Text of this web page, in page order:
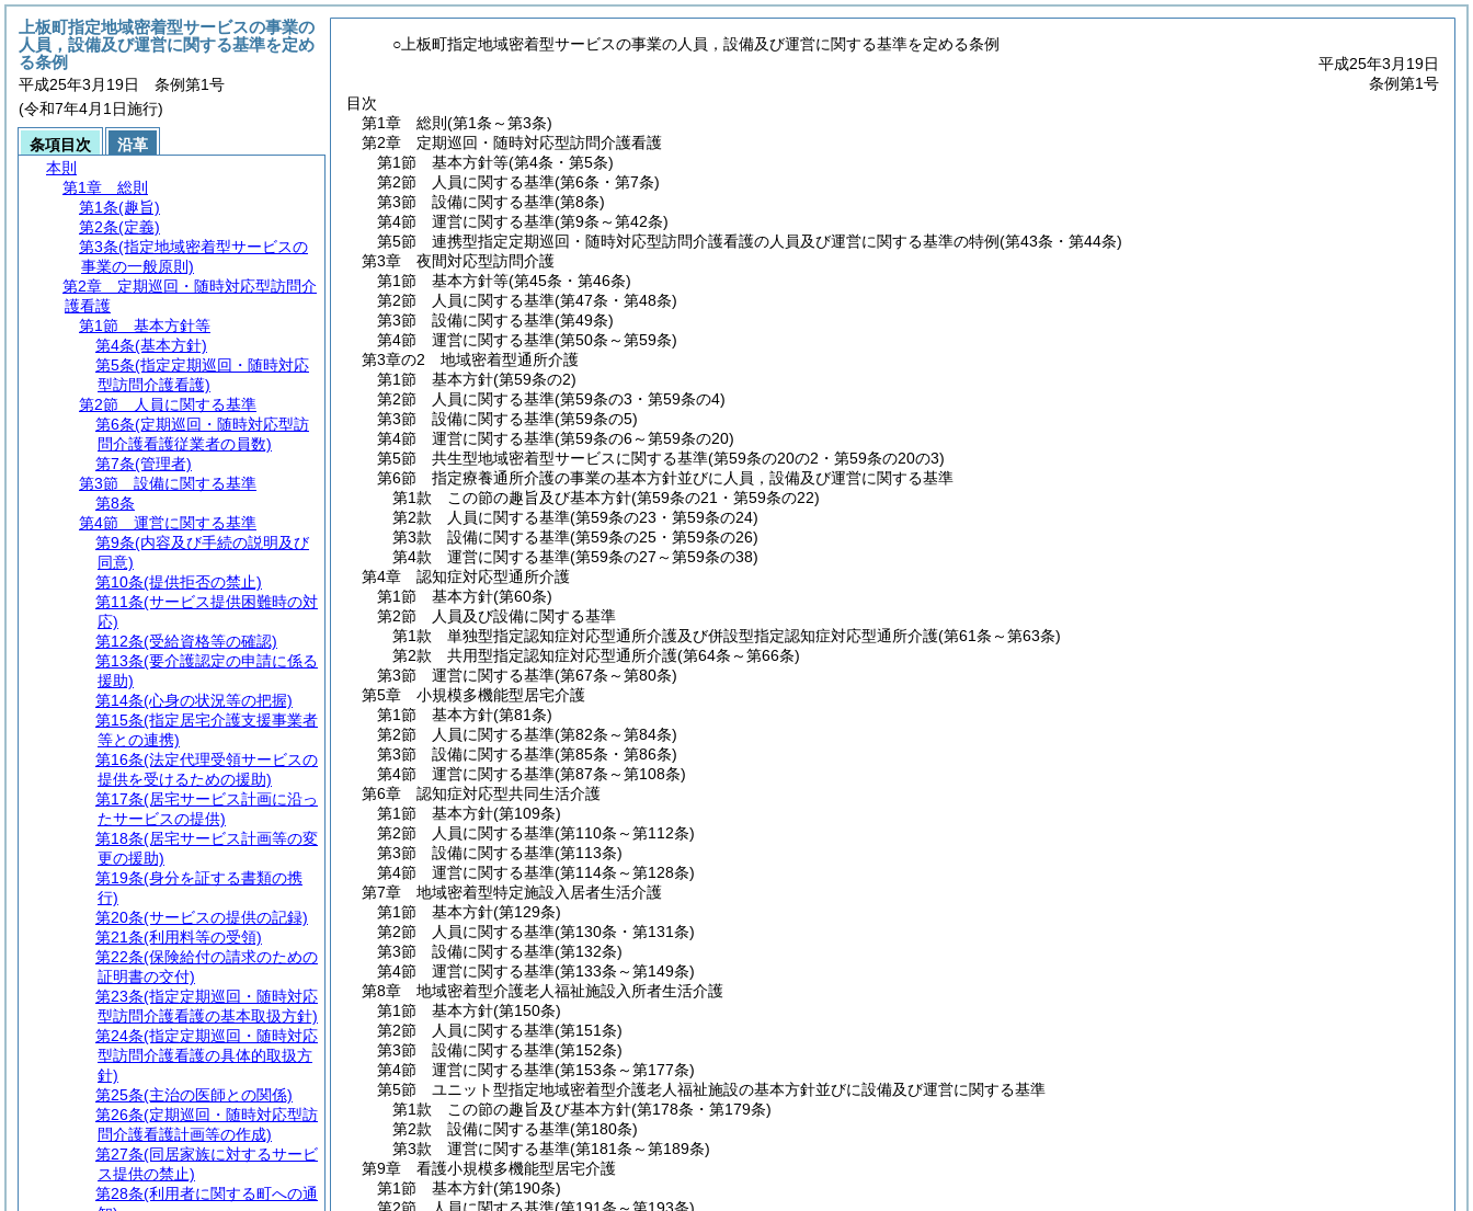
○上板町指定地域密着型サービスの事業の人員，設備及び運営に関する基準を定める条例
平成25年3月19日
条例第1号
目次
第1章
総則 (第1条～第3条)
第2章
定期巡回・随時対応型訪問介護看護
第1節
基本方針等(第4条・第5条)
第2節
人員に関する基準(第6条・第7条)
第3節
設備に関する基準(第8条)
第4節
運営に関する基準(第9条～第42条)
第5節
連携型指定定期巡回・随時対応型訪問介護看護の人員及び運営に関する基準の特例(第43条・第44条)
第3章
夜間対応型訪問介護
第1節
基本方針等(第45条・第46条)
第2節
人員に関する基準(第47条・第48条)
第3節
設備に関する基準(第49条)
第4節
運営に関する基準(第50条～第59条)
第3章の2
地域密着型通所介護
第1節
基本方針(第59条の2)
第2節
人員に関する基準(第59条の3・第59条の4)
第3節
設備に関する基準(第59条の5)
第4節
運営に関する基準(第59条の6～第59条の20)
第5節
共生型地域密着型サービスに関する基準(第59条の20の2・第59条の20の3)
第6節
指定療養通所介護の事業の基本方針並びに人員，設備及び運営に関する基準
第1款
この節の趣旨及び基本方針(第59条の21・第59条の22)
第2款
人員に関する基準(第59条の23・第59条の24)
第3款
設備に関する基準(第59条の25・第59条の26)
第4款
運営に関する基準(第59条の27～第59条の38)
第4章
認知症対応型通所介護
第1節
基本方針(第60条)
第2節
人員及び設備に関する基準
第1款
単独型指定認知症対応型通所介護及び併設型指定認知症対応型通所介護(第61条～第63条)
第2款
共用型指定認知症対応型通所介護(第64条～第66条)
第3節
運営に関する基準(第67条～第80条)
第5章
小規模多機能型居宅介護
第1節
基本方針(第81条)
第2節
人員に関する基準(第82条～第84条)
第3節
設備に関する基準(第85条・第86条)
第4節
運営に関する基準(第87条～第108条)
第6章
認知症対応型共同生活介護
第1節
基本方針(第109条)
第2節
人員に関する基準(第110条～第112条)
第3節
設備に関する基準(第113条)
第4節
運営に関する基準(第114条～第128条)
第7章
地域密着型特定施設入居者生活介護
第1節
基本方針(第129条)
第2節
人員に関する基準(第130条・第131条)
第3節
設備に関する基準(第132条)
第4節
運営に関する基準(第133条～第149条)
第8章
地域密着型介護老人福祉施設入所者生活介護
第1節
基本方針(第150条)
第2節
人員に関する基準(第151条)
第3節
設備に関する基準(第152条)
第4節
運営に関する基準(第153条～第177条)
第5節
ユニット型指定地域密着型介護老人福祉施設の基本方針並びに設備及び運営に関する基準
第1款
この節の趣旨及び基本方針(第178条・第179条)
第2款
設備に関する基準(第180条)
第3款
運営に関する基準(第181条～第189条)
第9章
看護小規模多機能型居宅介護
第1節
基本方針(第190条)
上板町指定地域密着型サービスの事業の
人員，設備及び運営に関する基準を定め
る条例
平成25年3月19日 条例第1号
(令和7年4月1日施行)
条項目次
沿革
本則
第1章
総則
第1条(趣旨)
第2条(定義)
第3条(指定地域密着型サービスの
事業の一般原則)
第2章
定期巡回・随時対応型訪問介
護看護
第1節
基本方針等
第4条(基本方針)
第5条(指定定期巡回・随時対応
型訪問介護看護)
第2節
人員に関する基準
第6条(定期巡回・随時対応型訪
問介護看護従業者の員数)
第7条(管理者)
第3節
設備に関する基準
第8条
第4節
運営に関する基準
第9条(内容及び手続の説明及び
同意)
第10条(提供拒否の禁止)
第11条(サービス提供困難時の対
応)
第12条(受給資格等の確認)
第13条(要介護認定の申請に係る
援助)
第14条(心身の状況等の把握)
第15条(指定居宅介護支援事業者
等との連携)
第16条(法定代理受領サービスの
提供を受けるための援助)
第17条(居宅サービス計画に沿っ
たサービスの提供)
第18条(居宅サービス計画等の変
更の援助)
第19条(身分を証する書類の携
行)
第20条(サービスの提供の記録)
第21条(利用料等の受領)
第22条(保険給付の請求のための
証明書の交付)
第23条(指定定期巡回・随時対応
型訪問介護看護の基本取扱方針)
第24条(指定定期巡回・随時対応
型訪問介護看護の具体的取扱方
針)
第25条(主治の医師との関係)
第26条(定期巡回・随時対応型訪
問介護看護計画等の作成)
第27条(同居家族に対するサービ
ス提供の禁止)
第28条(利用者に関する町への通